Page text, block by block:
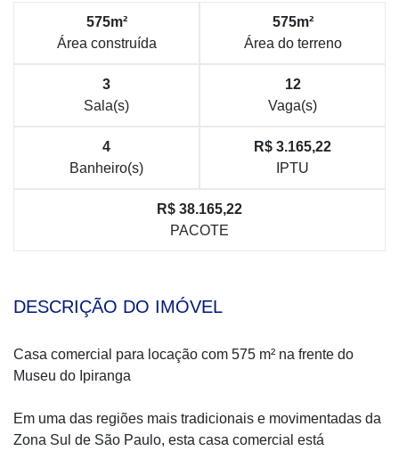
575m²
Área construída
575m²
Área do terreno
3
Sala(s)
12
Vaga(s)
4
Banheiro(s)
R$ 3.165,22
IPTU
R$ 38.165,22
PACOTE
DESCRIÇÃO DO IMÓVEL
Casa comercial para locação com 575 m² na frente do
Museu do Ipiranga
Em uma das regiões mais tradicionais e movimentadas da
Zona Sul de São Paulo, esta casa comercial está